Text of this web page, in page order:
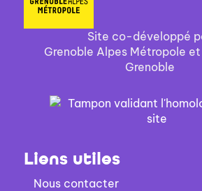
Site co-développé
Grenoble Alpes Métropole
Grenoble
Liens utiles
Nous contacter